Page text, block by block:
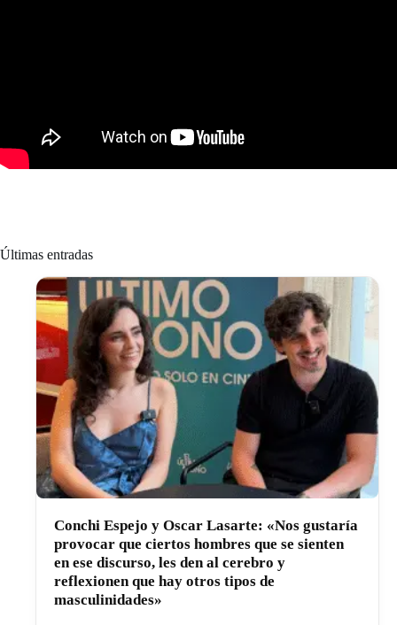
Últimas entradas
Conchi Espejo y Oscar Lasarte: «Nos gustaría
provocar que ciertos hombres que se sienten
en ese discurso, les den al cerebro y
reflexionen que hay otros tipos de
masculinidades»